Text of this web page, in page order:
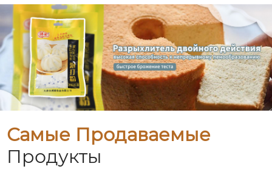
Самые Продаваемые
Продукты